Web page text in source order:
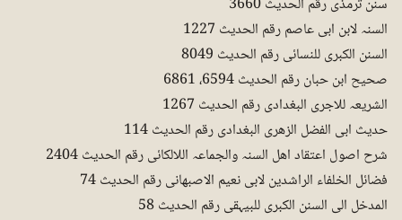
سنن ترمذی رقم الحدیث 3660
السنہ لابن ابی عاصم رقم الحدیث 1227
السنن الکبری للنسائی رقم الحدیث 8049
صحیح ابن حبان رقم الحدیث 6594، 6861
الشریعہ للاجری البغدادی رقم الحدیث 1267
حدیث ابی الفضل الزھری البغدادی رقم الحدیث 114
شرح اصول اعتقاد اھل السنہ والجماعہ اللالکائی رقم الحدیث 2404
فضائل الخلفاء الراشدین لابی نعیم الاصبھانی رقم الحدیث 74
المدخل الی السنن الکبری للبیہقی رقم الحدیث 58